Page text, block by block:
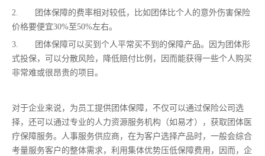
2.
团体保障的费率相对较低，比如团体比个人的意外伤害保险
价格要便宜30%至50%左右。
3.
团体保障可以买到个人平常买不到的保障产品。因为团体形
式投保，可以分散风险，降低赔付比例，因而能获得一些个人购买
非常难或很昂贵的项目。
对于企业来说，为员工提供团体保障，不仅可以通过保险公司选
择，还可以通过专业的人力资源服务机构（如易才），获取团体医
疗保障服务。人事服务供应商，在为客户选择产品时，一般会综合
考量服务客户的整体需求，利用集体优势压低保障费用，因而，企